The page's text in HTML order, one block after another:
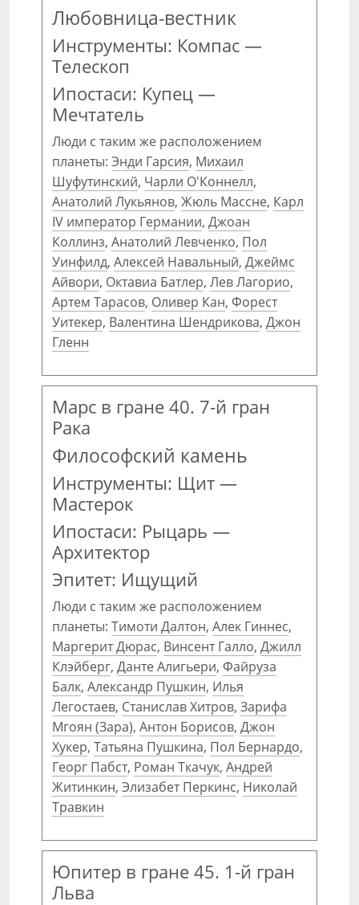
Любовница-вестник
Инструменты: Компас —
Телескоп
Ипостаси: Купец —
Мечтатель
Люди с таким же расположением
планеты: Энди Гарсия, Михаил
Шуфутинский, Чарли О'Коннелл,
Анатолий Лукьянов, Жюль Массне, Карл
IV император Германии, Джоан
Коллинз, Анатолий Левченко, Пол
Уинфилд, Алексей Навальный, Джеймс
Айвори, Октавиа Батлер, Лев Лагорио,
Артем Тарасов, Оливер Кан, Форест
Уитекер, Валентина Шендрикова, Джон
Гленн
Марс в гране 40. 7-й гран
Рака
Философский камень
Инструменты: Щит —
Мастерок
Ипостаси: Рыцарь —
Архитектор
Эпитет: Ищущий
Люди с таким же расположением
планеты: Тимоти Далтон, Алек Гиннес,
Маргерит Дюрас, Винсент Галло, Джилл
Клэйберг, Данте Алигьери, Файруза
Балк, Александр Пушкин, Илья
Легостаев, Станислав Хитров, Зарифа
Мгоян (Зара), Антон Борисов, Джон
Хукер, Татьяна Пушкина, Пол Бернардо,
Георг Пабст, Роман Ткачук, Андрей
Житинкин, Элизабет Перкинс, Николай
Травкин
Юпитер в гране 45. 1-й гран
Льва